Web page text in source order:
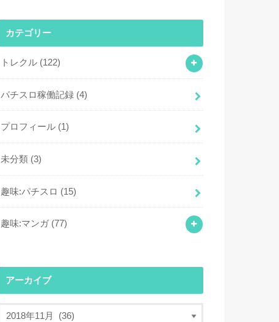
カテゴリー
トレクル (122)
パチスロ稼働記録 (4)
プロフィール (1)
未分類 (3)
趣味:パチスロ (15)
趣味:マンガ (77)
アーカイブ